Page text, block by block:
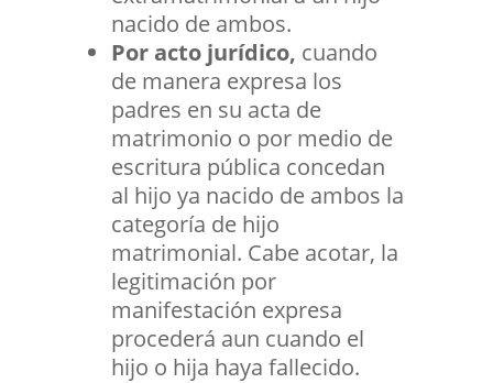
nacido de ambos.
Por acto jurídico, cuando
de manera expresa los
padres en su acta de
matrimonio o por medio de
escritura pública concedan
al hijo ya nacido de ambos la
categoría de hijo
matrimonial. Cabe acotar, la
legitimación por
manifestación expresa
procederá aun cuando el
hijo o hija haya fallecido.